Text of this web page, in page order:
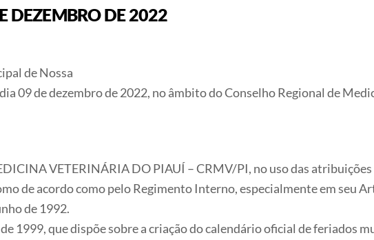
DEZEMBRO DE 2022
de Nossa
09 de dezembro de 2022, no âmbito do Conselho Regional de
VETERINÁRIA DO PIAUÍ – CRMV/PI, no uso das
de acordo como pelo Regimento Interno, especialmente em seu
de 1992.
1999, que dispõe sobre a criação do calendário oficial de feriados